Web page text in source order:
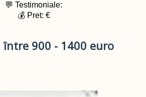
💬 Testimoniale:
💰 Pret: €
între 900 - 1400 euro